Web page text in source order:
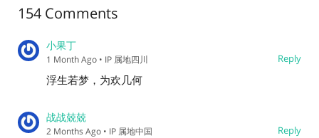
154 Comments
小果丁
Reply
1 Month Ago • IP 属地四川
浮生若梦，为欢几何
战战兢兢
Reply
2 Months Ago • IP 属地中国